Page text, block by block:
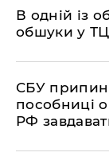
В одній із
обшуки у
СБУ
пособниці
РФ